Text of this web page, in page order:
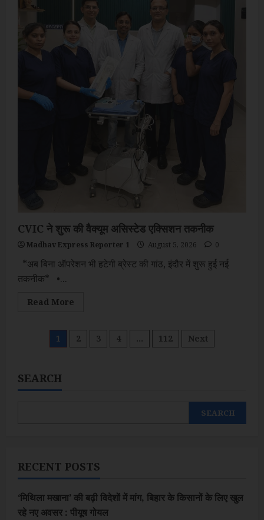
जिम्मेदारी
मिली
CVIC ने शुरू की वैक्यूम असिस्टेड एक्सिशन तकनीक
Madhav Express Reporter 1 August 5, 2026 0
*अब बिना ऑपरेशन भी हटेगी ब्रेस्ट की गांठ, इंदौर में शुरू हुई नई
तकनीक* •...
Read More
ने
शुरू
की
Posts
1 2 3 4 … 112 Next
SEARCH
SEARCH
RECENT POSTS
‘मिथिला मखाना’ की बढ़ी विदेशों में मांग, बिहार के किसानों के लिए खुल
रहे नए अवसर : पीयूष गोयल